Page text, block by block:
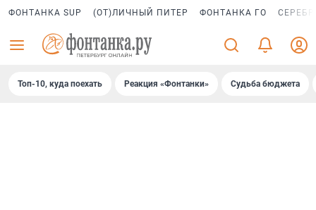
ФОНТАНКА SUP (ОТ)ЛИЧНЫЙ ПИТЕР ФОНТАНКА ГО
Топ-10, куда поехать Реакция «Фонтанки» Судьба бюджета